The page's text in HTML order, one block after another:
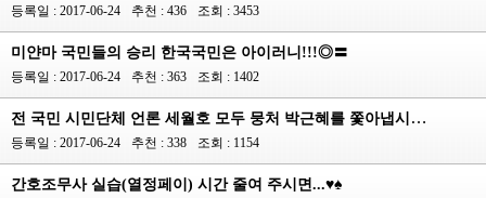
등록일 : 2017-06-24 추천 : 436 조회 : 3453
미얀마 국민들의 승리 한국국민은 아이러니!!!◎〓
등록일 : 2017-06-24 추천 : 363 조회 : 1402
전 국민 시민단체 언론 세월호 모두 뭉처 박근혜를 쫓아냅시다 !↑◇
등록일 : 2017-06-24 추천 : 338 조회 : 1154
간호조무사 실습(열정페이) 시간 줄여 주시면...♥♠